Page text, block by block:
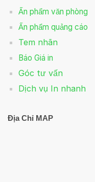
Ấn phẩm văn phòng
Ấn phẩm quảng cáo
Tem nhãn
Báo Giá in
Góc tư vấn
Dịch vụ In nhanh
Địa Chỉ MAP